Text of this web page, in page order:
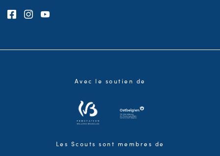
Consultez notre page Facebook
Consultez notre page Instagram
Consultez notre chaîne Youtube
Avec le soutien de
Les Scouts sont membres de